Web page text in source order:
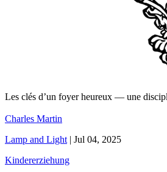
Les clés d’un foyer heureux — une
Charles Martin
Lamp and Light | Jul 04, 2025
Kindererziehung